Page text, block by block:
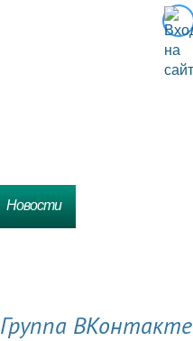
Новости
Группа ВКонтакте